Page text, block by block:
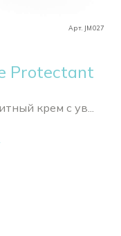
Арт. JM027
Protectant
крем с ув...